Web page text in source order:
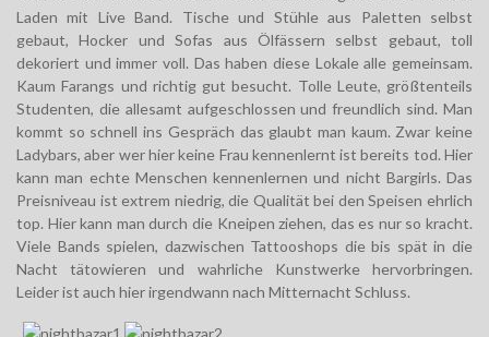
Laden mit Live Band. Tische und Stühle aus Paletten selbst
gebaut, Hocker und Sofas aus Ölfässern selbst gebaut, toll
dekoriert und immer voll. Das haben diese Lokale alle gemeinsam.
Kaum Farangs und richtig gut besucht. Tolle Leute, größtenteils
Studenten, die allesamt aufgeschlossen und freundlich sind. Man
kommt so schnell ins Gespräch das glaubt man kaum. Zwar keine
Ladybars, aber wer hier keine Frau kennenlernt ist bereits tod. Hier
kann man echte Menschen kennenlernen und nicht Bargirls. Das
Preisniveau ist extrem niedrig, die Qualität bei den Speisen ehrlich
top. Hier kann man durch die Kneipen ziehen, das es nur so kracht.
Viele Bands spielen, dazwischen Tattooshops die bis spät in die
Nacht tätowieren und wahrliche Kunstwerke hervorbringen.
Leider ist auch hier irgendwann nach Mitternacht Schluss.